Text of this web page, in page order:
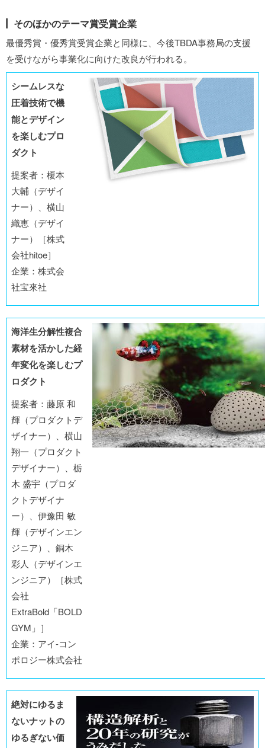
そのほかのテーマ賞受賞企業
最優秀賞・優秀賞受賞企業と同様に、今後TBDA事務局の支援
を受けながら事業化に向けた改良が行われる。
シームレスな
圧着技術で機
能とデザイン
を楽しむプロ
ダクト
提案者：榎本
大輔（デザイ
ナー）、横山
織恵（デザイ
ナー）［株式
会社hitoe］
企業：株式会
社宝來社
海洋生分解性複合
素材を活かした経
年変化を楽しむプ
ロダクト
提案者：藤原 和
輝（プロダクトデ
ザイナー）、横山
翔一（プロダクト
デザイナー）、栃
木 盛宇（プロダ
クトデザイナ
ー）、伊豫田 敏
輝（デザインエン
ジニア）、銅木
彩人（デザインエ
ンジニア）［株式
会社
ExtraBold「BOLD
GYM」］
企業：アイ-コン
ポロジー株式会社
絶対にゆるま
ないナットの
ゆるぎない価